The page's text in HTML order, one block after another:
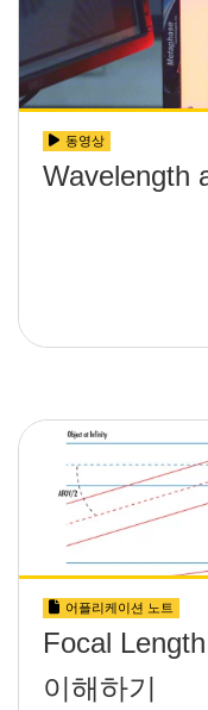
동영상
Wavelength
어플리케이션 노트
Focal
이해하기